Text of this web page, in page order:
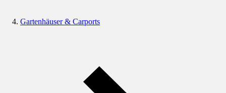
Gartenhäuser & Carports